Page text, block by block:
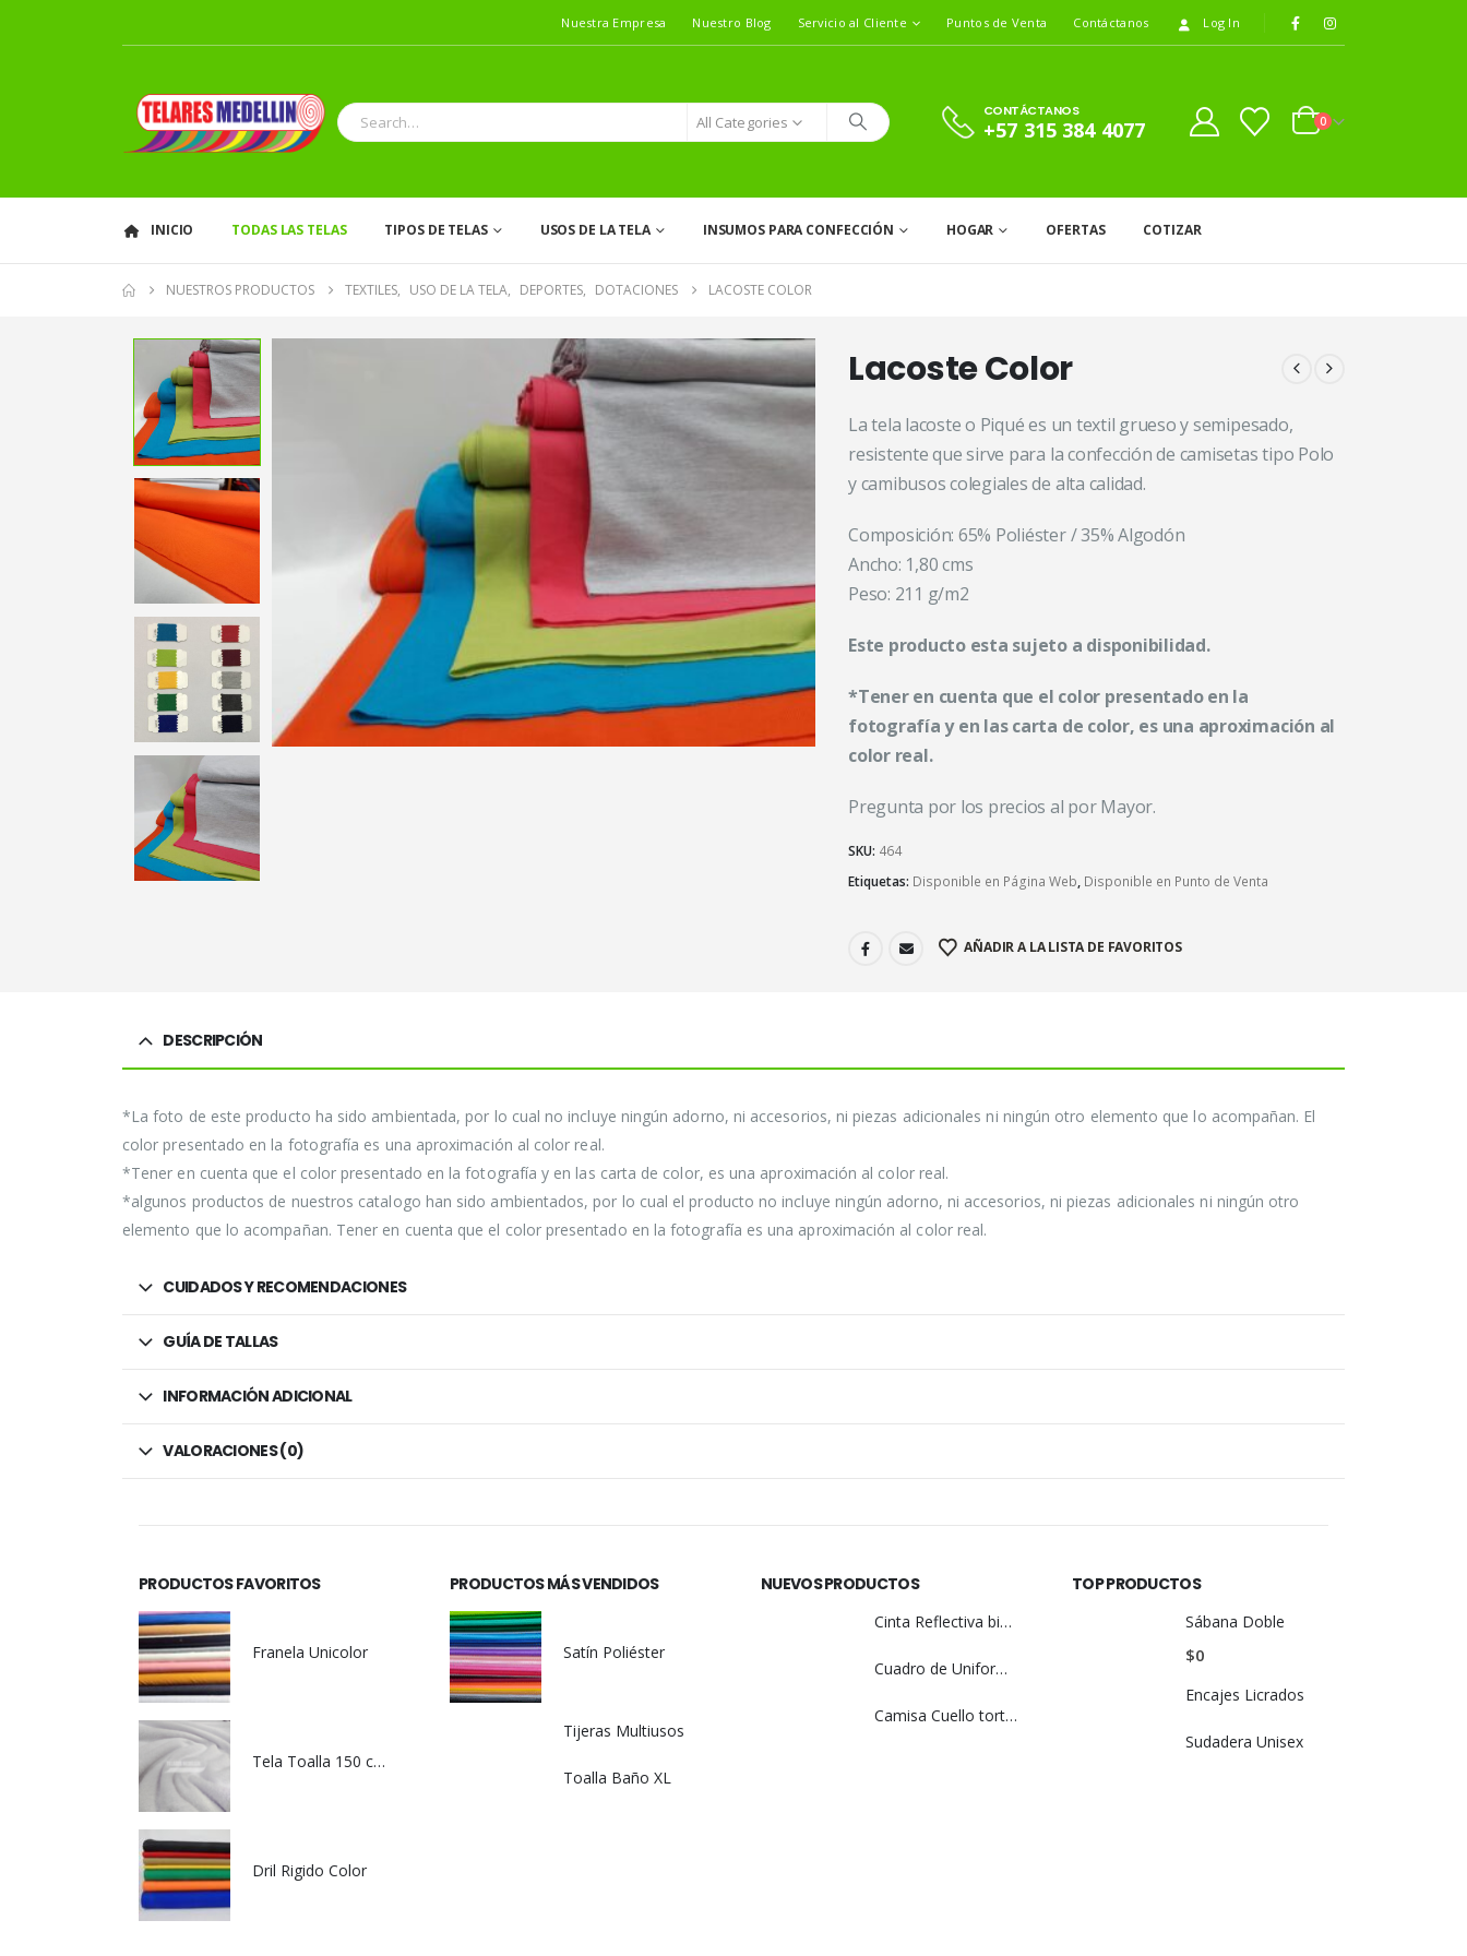
Nuestra Empresa Nuestro Blog Servicio al Cliente Puntos de Venta Contáctanos Log In
All Categories
CONTÁCTANOS
+57 315 384 4077 0
INICIO TODAS LAS TELAS TIPOS DE TELAS USOS DE LA TELA INSUMOS PARA CONFECCIÓN HOGAR OFERTAS COTIZAR
NUESTROS PRODUCTOS TEXTILES, USO DE LA TELA, DEPORTES, DOTACIONES LACOSTE COLOR
Lacoste Color
La tela lacoste o Piqué es un textil grueso y semipesado,
resistente que sirve para la confección de camisetas tipo Polo
y camibusos colegiales de alta calidad.
Composición: 65% Poliéster / 35% Algodón
Ancho: 1,80 cms
Peso: 211 g/m2
Este producto esta sujeto a disponibilidad.
*Tener en cuenta que el color presentado en la
fotografía y en las carta de color, es una aproximación al
color real.
Pregunta por los precios al por Mayor.
SKU: 464
Etiquetas: Disponible en Página Web, Disponible en Punto de Venta
AÑADIR A LA LISTA DE FAVORITOS
DESCRIPCIÓN
*La foto de este producto ha sido ambientada, por lo cual no incluye ningún adorno, ni accesorios, ni piezas adicionales ni ningún otro elemento que lo acompañan. El
color presentado en la fotografía es una aproximación al color real.
*Tener en cuenta que el color presentado en la fotografía y en las carta de color, es una aproximación al color real.
*algunos productos de nuestros catalogo han sido ambientados, por lo cual el producto no incluye ningún adorno, ni accesorios, ni piezas adicionales ni ningún otro
elemento que lo acompañan. Tener en cuenta que el color presentado en la fotografía es una aproximación al color real.
CUIDADOS Y RECOMENDACIONES
GUÍA DE TALLAS
INFORMACIÓN ADICIONAL
VALORACIONES (0)
PRODUCTOS FAVORITOS
Franela Unicolor
Tela Toalla 150 cm de Ancho 380 gr Blanca
Dril Rigido Color
PRODUCTOS MÁS VENDIDOS
Satín Poliéster
Tijeras Multiusos
Toalla Baño XL
NUEVOS PRODUCTOS
Cinta Reflectiva bicolor
Cuadro de Uniforme
Camisa Cuello tortuga Mujer
TOP PRODUCTOS
Sábana Doble
$0
Encajes Licrados
Sudadera Unisex